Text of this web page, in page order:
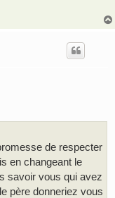
de respecter
en changeant le
savoir vous qui avez
père donneriez vous